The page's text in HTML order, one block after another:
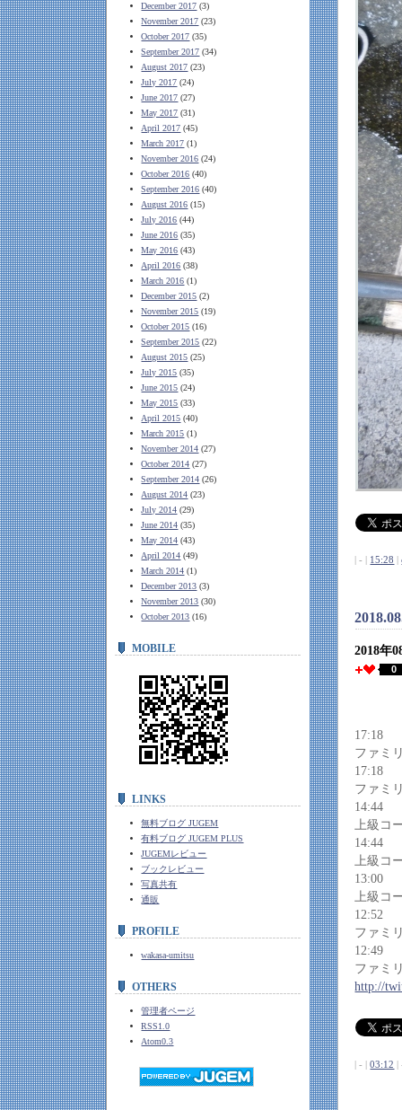
December 2017 (3)
November 2017 (23)
October 2017 (35)
September 2017 (34)
August 2017 (23)
July 2017 (24)
June 2017 (27)
May 2017 (31)
April 2017 (45)
March 2017 (1)
November 2016 (24)
October 2016 (40)
September 2016 (40)
August 2016 (15)
July 2016 (44)
June 2016 (35)
May 2016 (43)
April 2016 (38)
March 2016 (1)
December 2015 (2)
November 2015 (19)
October 2015 (16)
September 2015 (22)
August 2015 (25)
July 2015 (35)
June 2015 (24)
May 2015 (33)
April 2015 (40)
March 2015 (1)
November 2014 (27)
October 2014 (27)
September 2014 (26)
August 2014 (23)
July 2014 (29)
June 2014 (35)
May 2014 (43)
April 2014 (49)
March 2014 (1)
December 2013 (3)
November 2013 (30)
October 2013 (16)
MOBILE
LINKS
無料ブログ JUGEM
有料ブログ JUGEM PLUS
JUGEMレビュー
ブックレビュー
写真共有
通販
PROFILE
wakasa-umitsu
OTHERS
管理者ページ
RSS1.0
Atom0.3
| - | 15:28 |
2018年
0
17:18
ファミ
17:18
ファミ
14:44
上級コ
14:44
上級コ
13:00
上級コ
12:52
ファミ
12:49
ファミ
http://
| - |03:12 |